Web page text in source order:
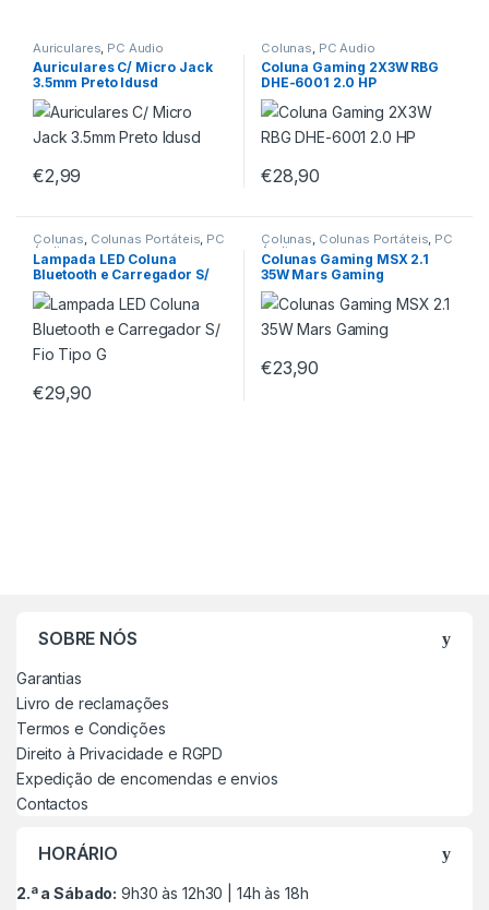
Auriculares PC Áudio
Auriculares C/ Micro Jack
3.5mm Preto Idusd
€2,99
Colunas PC Áudio
Coluna Gaming 2X3W RBG
DHE-6001 2.0 HP
€28,90
Colunas, Colunas Portáteis, PC
Áudio
Lampada LED Coluna
Bluetooth e Carregador S/
Fio Tipo G
€29,90
Colunas, Colunas Portáteis, PC
Áudio
Colunas Gaming MSX 2.1
35W Mars Gaming
€23,90
SOBRE NÓS
Garantias
Livro de reclamações
Termos e Condições
Direito à Privacidade e RGPD
Expedição de encomendas e envios
Contactos
HORÁRIO
2.ª a Sábado: 9h30 às 12h30 | 14h às 18h